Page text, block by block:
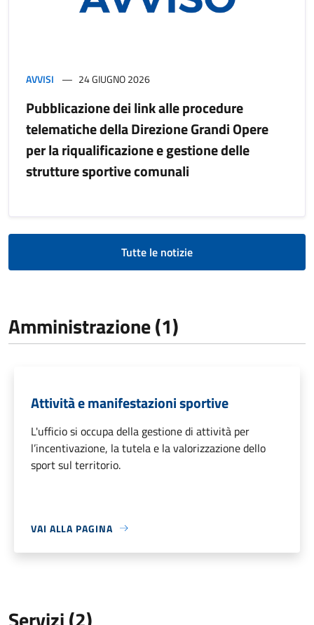
AVVISI 24 GIUGNO 2026
Pubblicazione dei link alle procedure
telematiche della Direzione Grandi Opere
per la riqualificazione e gestione delle
strutture sportive comunali
Tutte le notizie
Amministrazione (1)
Attività e manifestazioni sportive
L'ufficio si occupa della gestione di attività per
l’incentivazione, la tutela e la valorizzazione dello
sport sul territorio.
VAI ALLA PAGINA